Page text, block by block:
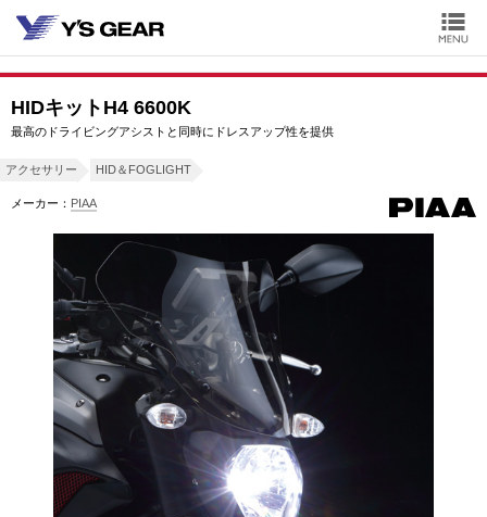
HIDキットH4 6600K
最高のドライビングアシストと同時にドレスアップ性を提供
アクセサリー HID＆FOGLIGHT
メーカー： PIAA